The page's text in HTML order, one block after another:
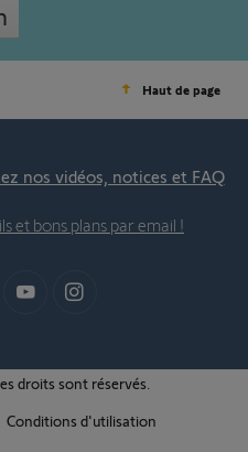
Haut de page
nos vidéos, notices et FAQ
et bons plans par email !
droits sont réservés.
Conditions d'utilisation